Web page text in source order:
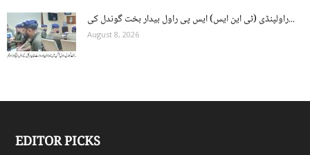
راولپنڈی (ٹی این ایس) ایس پی راول بیدار بخت گوندل کی...
August 8, 2026
EDITOR PICKS